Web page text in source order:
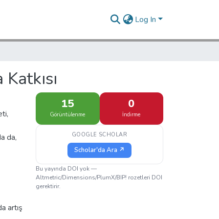
Log In
da,
artış
15
Görüntülenme
0
İndirme
GOOGLE SCHOLAR
Scholar'da Ara ↗
Bu yayında DOI yok —
Altmetric/Dimensions/PlumX/BIP! rozetleri DOI
gerektirir.